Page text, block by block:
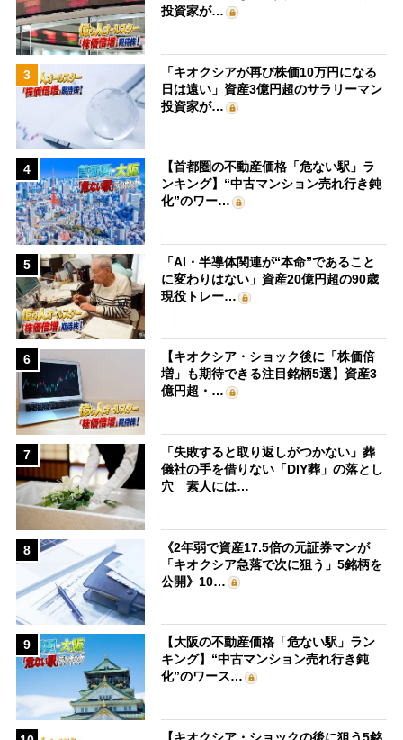
投資家が…
3
「キオクシアが再び株価10万円になる
日は遠い」資産3億円超のサラリーマン
投資家が…
4
【首都圏の不動産価格「危ない駅」ラ
ンキング】“中古マンション売れ行き鈍
化”のワー…
5
「AI・半導体関連が“本命”であること
に変わりはない」資産20億円超の90歳
現役トレー…
6
【キオクシア・ショック後に「株価倍
増」も期待できる注目銘柄5選】資産3
億円超・…
7
「失敗すると取り返しがつかない」葬
儀社の手を借りない「DIY葬」の落とし
穴 素人には…
8
《2年弱で資産17.5倍の元証券マンが
「キオクシア急落で次に狙う」5銘柄を
公開》10…
9
【大阪の不動産価格「危ない駅」ラン
キング】“中古マンション売れ行き鈍
化”のワース…
【キオクシア・ショックの後に狙う5銘